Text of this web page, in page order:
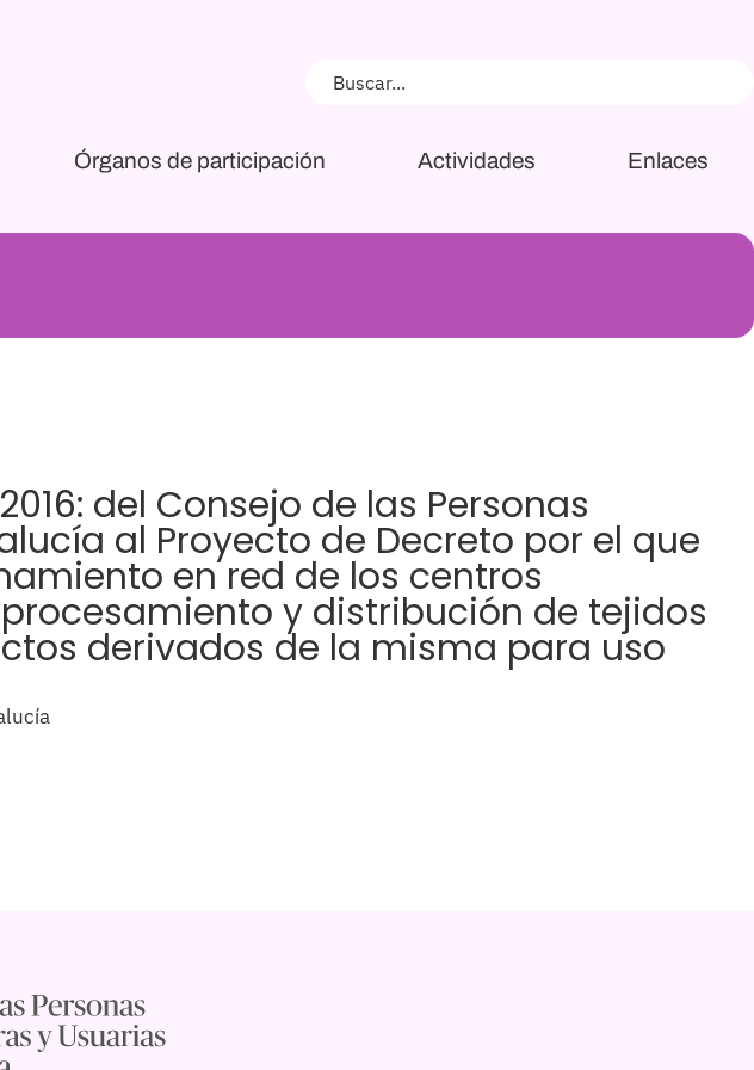
Órganos de participación Actividades Enlaces
del Consejo de las Personas
al Proyecto de Decreto por el que
en red de los centros
y distribución de tejidos
derivados de la misma para uso